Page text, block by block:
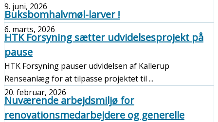
9. juni, 2026
Buksbomhalvmøl-larver !
6. marts, 2026
HTK Forsyning sætter udvidelsesprojekt på
pause
HTK Forsyning pauser udvidelsen af Kallerup
Renseanlæg for at tilpasse projektet til ...
20. februar, 2026
Nuværende arbejdsmiljø for
renovationsmedarbejdere og generelle